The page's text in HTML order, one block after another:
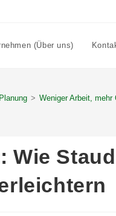
(Über uns)
> Weniger Arbeit,
Wie